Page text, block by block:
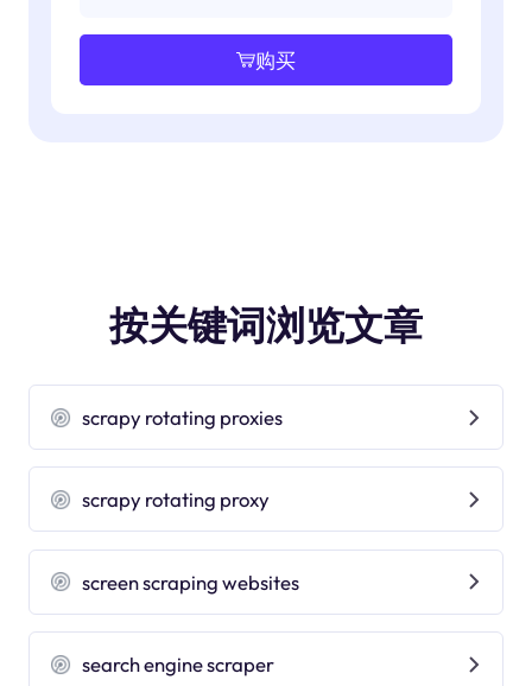
购买
按关键词浏览文章
scrapy rotating proxies
scrapy rotating proxy
screen scraping websites
search engine scraper